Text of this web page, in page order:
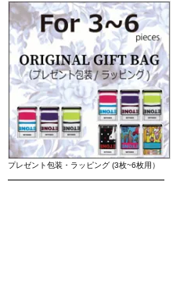
プレゼント包装・ラッピング (3枚~6枚用）